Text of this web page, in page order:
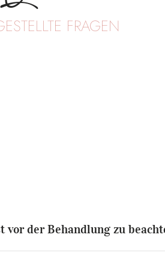
FRAGEN
vor der Behandlung zu